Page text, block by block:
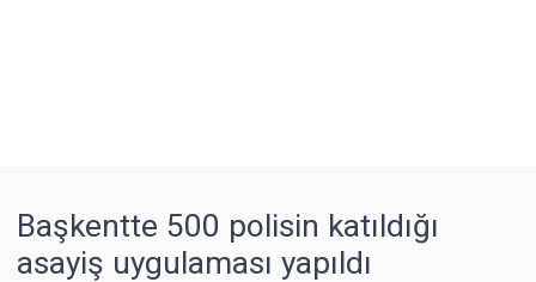
Başkentte 500 polisin katıldığı
asayiş uygulaması yapıldı